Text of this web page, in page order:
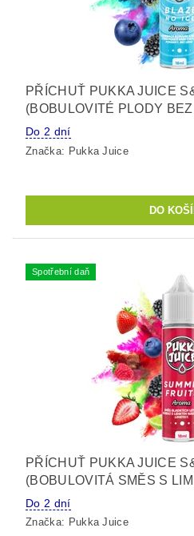
PŘÍCHUŤ PUKKA JUICE
(BOBULOVITÉ PLODY
Do 2 dní
Značka: Pukka Juice
Spotřební daň
PŘÍCHUŤ PUKKA JUICE
(BOBULOVITÁ SMĚS S
Do 2 dní
Značka: Pukka Juice